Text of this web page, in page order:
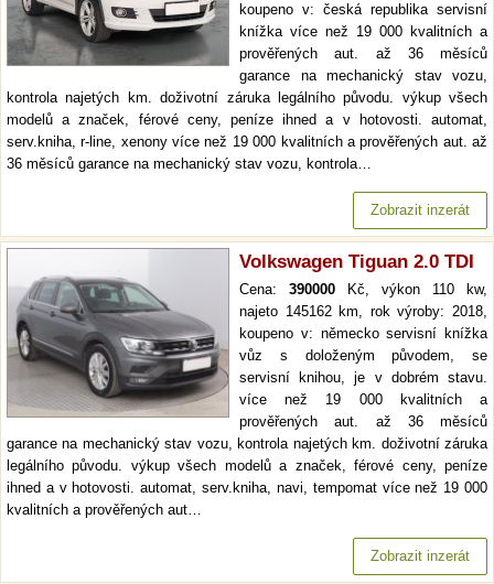
koupeno v: česká republika servisní
knížka více než 19 000 kvalitních a
prověřených aut. až 36 měsíců
garance na mechanický stav vozu,
kontrola najetých km. doživotní záruka legálního původu. výkup všech
modelů a značek, férové ceny, peníze ihned a v hotovosti. automat,
serv.kniha, r-line, xenony více než 19 000 kvalitních a prověřených aut. až
36 měsíců garance na mechanický stav vozu, kontrola…
Zobrazit inzerát
Volkswagen Tiguan 2.0 TDI
Cena: 390000 Kč, výkon 110 kw,
najeto 145162 km, rok výroby: 2018,
koupeno v: německo servisní knížka
vůz s doloženým původem, se
servisní knihou, je v dobrém stavu.
více než 19 000 kvalitních a
prověřených aut. až 36 měsíců
garance na mechanický stav vozu, kontrola najetých km. doživotní záruka
legálního původu. výkup všech modelů a značek, férové ceny, peníze
ihned a v hotovosti. automat, serv.kniha, navi, tempomat více než 19 000
kvalitních a prověřených aut…
Zobrazit inzerát